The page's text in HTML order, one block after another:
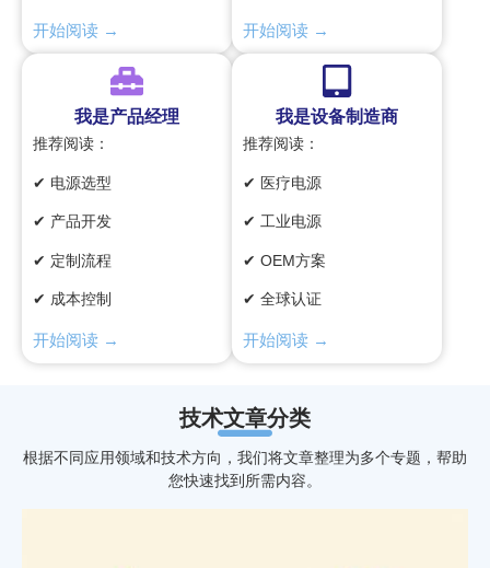
开始阅读 → 开始阅读 →
我是产品经理
推荐阅读：
✔ 电源选型
✔ 产品开发
✔ 定制流程
✔ 成本控制
开始阅读 →
我是设备制造商
推荐阅读：
✔ 医疗电源
✔ 工业电源
✔ OEM方案
✔ 全球认证
开始阅读 →
技术文章分类
根据不同应用领域和技术方向，我们将文章整理为多个专题，帮助
您快速找到所需内容。